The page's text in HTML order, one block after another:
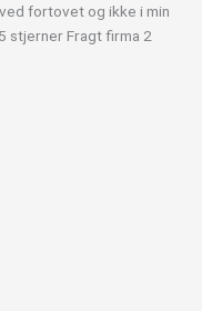
fortovet og ikke i min
stjerner Fragt firma 2